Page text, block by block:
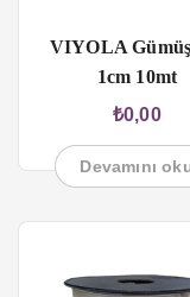
VIYOLA
1cm 10mt
₺0,00
Devamını